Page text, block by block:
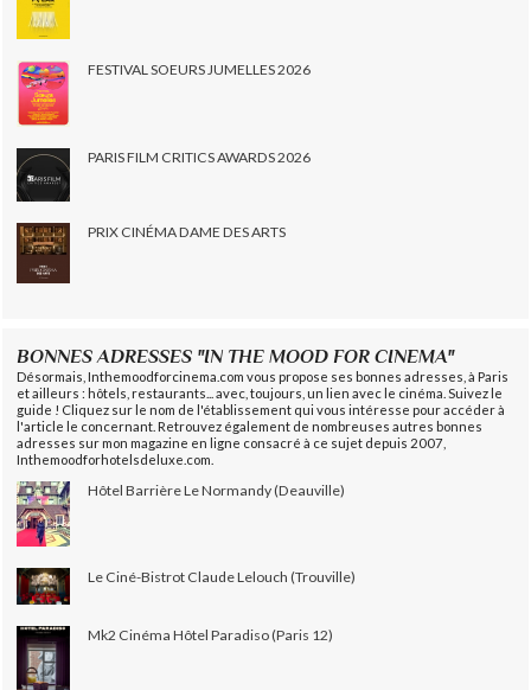
FESTIVAL SOEURS JUMELLES 2026
PARIS FILM CRITICS AWARDS 2026
PRIX CINÉMA DAME DES ARTS
BONNES ADRESSES "IN THE MOOD FOR CINEMA"
Désormais, Inthemoodforcinema.com vous propose ses bonnes adresses, à Paris
et ailleurs : hôtels, restaurants... avec, toujours, un lien avec le cinéma. Suivez le
guide ! Cliquez sur le nom de l'établissement qui vous intéresse pour accéder à
l'article le concernant. Retrouvez également de nombreuses autres bonnes
adresses sur mon magazine en ligne consacré à ce sujet depuis 2007,
Inthemoodforhotelsdeluxe.com.
Hôtel Barrière Le Normandy (Deauville)
Le Ciné-Bistrot Claude Lelouch (Trouville)
Mk2 Cinéma Hôtel Paradiso (Paris 12)